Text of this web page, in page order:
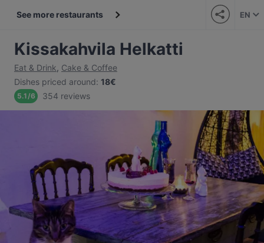
See more restaurants EN
Kissakahvila Helkatti
Eat & Drink, Cake & Coffee
Dishes priced around: 18€
5.1/6 354 reviews